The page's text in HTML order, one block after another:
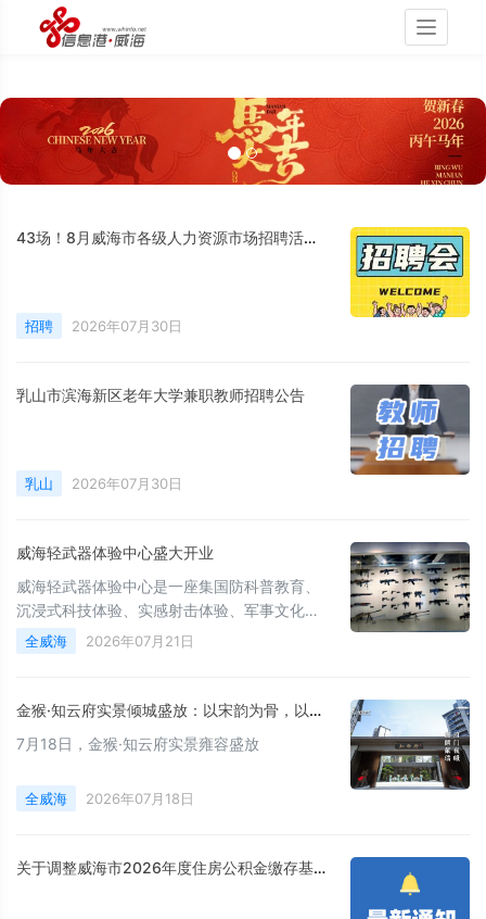
Toggle
43场！8月威海市各级人力资源市场招聘活动计划公布
招聘 2026年07月30日
乳山市滨海新区老年大学兼职教师招聘公告
乳山 2026年07月30日
威海轻武器体验中心盛大开业
威海轻武器体验中心是一座集国防科普教育、
沉浸式科技体验、实感射击体验、军事文化传
播于一体的综合性多功能体验场馆。
全威海 2026年07月21日
金猴·知云府实景倾城盛放：以宋韵为骨，以匠心为魂，敬呈一席东方隐奢生活范本
7月18日，金猴·知云府实景雍容盛放
全威海 2026年07月18日
关于调整威海市2026年度住房公积金缴存基数和比例的通知